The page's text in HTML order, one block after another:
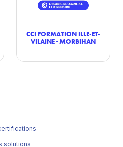
CCI FORMATION ILLE-ET-
VILAINE · MORBIHAN
solutions